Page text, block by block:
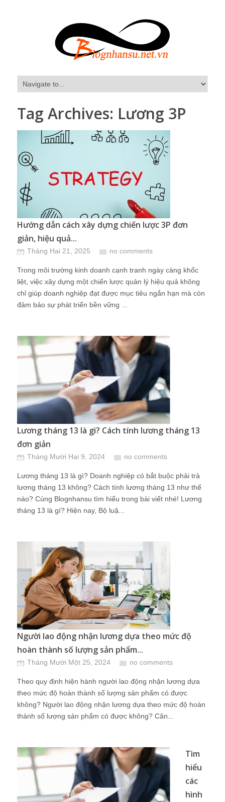
Tag Archives: Lương 3P
Hướng dẫn cách xây dựng chiến lược 3P đơn
giản, hiệu quả...
Tháng Hai 21, 2025 no comments
Trong môi trường kinh doanh cạnh tranh ngày càng khốc
liệt, việc xây dựng một chiến lược quản lý hiệu quả không
chỉ giúp doanh nghiệp đạt được mục tiêu ngắn hạn mà còn
đảm bảo sự phát triển bền vững ...
Lương tháng 13 là gì? Cách tính lương tháng 13
đơn giản
Tháng Mười Hai 9, 2024 no comments
Lương tháng 13 là gì? Doanh nghiệp có bắt buộc phải trả
lương tháng 13 không? Cách tính lương tháng 13 như thế
nào? Cùng Blognhansu tìm hiểu trong bài viết nhé! Lương
tháng 13 là gì? Hiện nay, Bộ luậ...
Người lao động nhận lương dựa theo mức độ
hoàn thành số lượng sản phẩm...
Tháng Mười Một 25, 2024 no comments
Theo quy định hiện hành người lao động nhận lương dựa
theo mức độ hoàn thành số lượng sản phẩm có được
không? Người lao động nhận lương dựa theo mức độ hoàn
thành số lượng sản phẩm có được không? Căn...
Tìm
hiểu
các
hình